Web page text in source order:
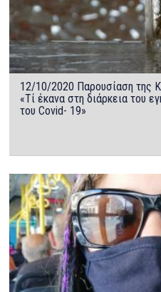
12/10/2020 Παρουσίαση της
«Τί έκανα στη διάρκεια του
του Covid- 19»